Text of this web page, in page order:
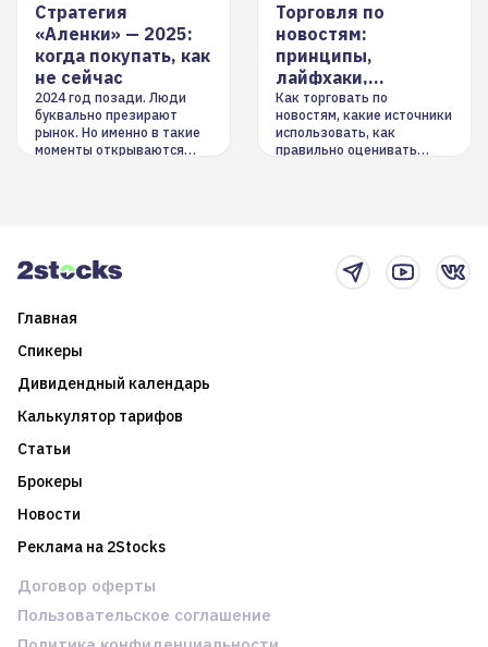
Стратегия
«Аленки» — 2025:
когда покупать, как
не сейчас
2024 год позади. Люди
буквально презирают
рынок. Но именно в такие
моменты открываются
Торговля по
новостям:
принципы,
лайфхаки,
инструменты
Как торговать по
новостям, какие источники
использовать, как
правильно оценивать
Главная
Спикеры
Дивидендный календарь
Калькулятор тарифов
Статьи
Брокеры
Новости
Реклама на 2Stocks
Договор оферты
Пользовательское соглашение